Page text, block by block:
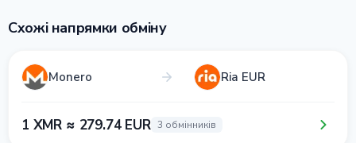
Схожі напрямки обміну
Monero Ria EUR
1 XMR ≈ 279.74 EUR 3 обмінників